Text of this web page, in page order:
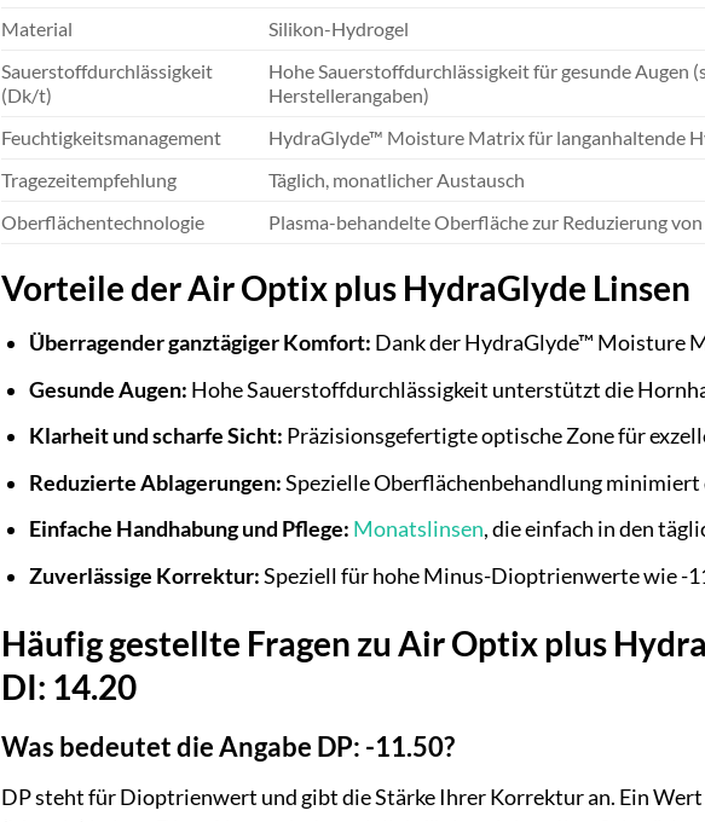
Material
Silikon-Hydrogel
Sauerstoffdurchlässigkeit
(Dk/t)
Hohe Sauerstoffdurchlässigkeit für gesunde
Herstellerangaben)
Feuchtigkeitsmanagement
HydraGlyde™ Moisture Matrix für langanhaltende
Tragezeitempfehlung
Täglich, monatlicher Austausch
Oberflächentechnologie
Plasma-behandelte Oberfläche zur Reduzierung
Vorteile der Air Optix plus HydraGlyde Linsen
Überragender ganztägiger Komfort: Dank der HydraGlyde™ Moisture
Gesunde Augen: Hohe Sauerstoffdurchlässigkeit unterstützt die
Klarheit und scharfe Sicht: Präzisionsgefertigte optische Zone für
Reduzierte Ablagerungen:Spezielle Oberflächenbehandlung
Einfache Handhabung und Pflege: Monatslinsen, die einfach in den
Zuverlässige Korrektur:Speziell für hohe Minus-Dioptrienwerte wie -
Häufig gestellte Fragen zu Air Optix plus
DI: 14.20
Was bedeutet die Angabe DP: -11.50?
DP steht für Dioptrienwert und gibt die Stärke Ihrer Korrektur an. Ein